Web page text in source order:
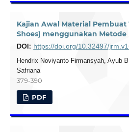
Kajian Awal Material Pembuat
Shoes) menggunakan Metode
DOI: https://doi.org/10.32497/
Hendrix Noviyanto Firmansyah, Ayub
Safriana
379-390
PDF